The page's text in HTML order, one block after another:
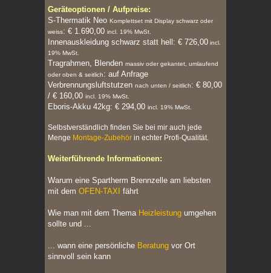
Geräteoptionen / Aufpreise:
S-Thermatik Neo Komplettset mit Display schwarz oder
weiss: € 1.690,00 incl. 19% MwSt.
Innenauskleidung schwarz statt hell: € 726,00 incl.
19% MwSt.
Tragrahmen, Blenden massiv oder gekantet, umlaufend
oder oben & seitlich: auf Anfrage
Verbrennungsluftstutzen nach unten / seitlich: € 80,00
/ € 160,00 incl. 19% MwSt.
Eboris-Akku 42kg: € 294,00 incl. 19% MwSt.
Selbstverständlich finden Sie bei mir auch jede
Menge Montage-Zubehör in echter Profi-Qualität.
Weiterführende Informationen:
Warum eine Spartherm Brennzelle am liebsten
mit dem OFEN-TAXI fährt
Wie man mit dem Thema Heizleistung umgehen
sollte und ...
... wann eine persönliche Beratung vor Ort
sinnvoll sein kann